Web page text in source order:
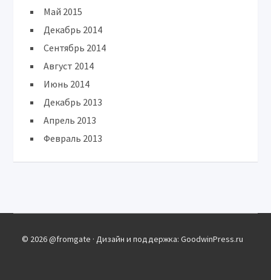
Май 2015
Декабрь 2014
Сентябрь 2014
Август 2014
Июнь 2014
Декабрь 2013
Апрель 2013
Февраль 2013
© 2026 @fromgate · Дизайн и поддержка: GoodwinPress.ru